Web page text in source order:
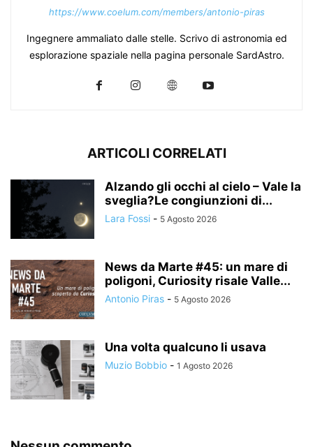
https://www.coelum.com/members/antonio-piras
Ingegnere ammaliato dalle stelle. Scrivo di astronomia ed
esplorazione spaziale nella pagina personale SardAstro.
ARTICOLI CORRELATI
Alzando gli occhi al cielo – Vale la
sveglia?Le congiunzioni di...
Lara Fossi - 5 Agosto 2026
News da Marte #45: un mare di
poligoni, Curiosity risale Valle...
Antonio Piras - 5 Agosto 2026
Una volta qualcuno li usava
Muzio Bobbio - 1 Agosto 2026